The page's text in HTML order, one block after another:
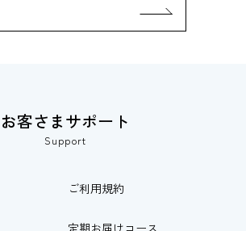
お客さまサポート
Support
ご利用規約
定期お届けコース